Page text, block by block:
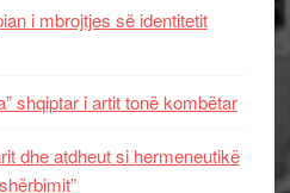
i mbrojtjes së identitetit
shqiptar i artit tonë kombëtar
dhe atdheut si hermeneutikë